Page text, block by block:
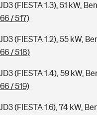
(FIESTA 1.3), 51 kW,
/ 517)
(FIESTA 1.2), 55 kW,
/ 518)
(FIESTA 1.4), 59 kW,
/ 519)
(FIESTA 1.6), 74 kW,